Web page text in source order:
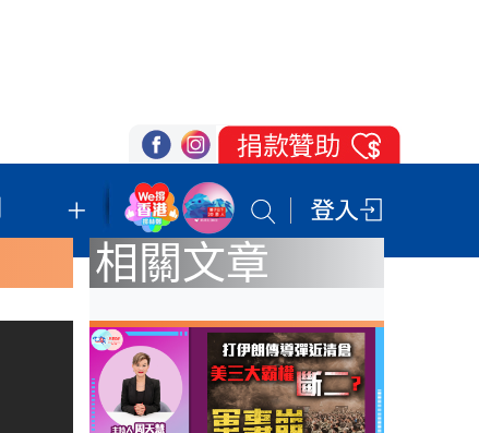
我們的立場 登記支持 聯絡我們
相關文章